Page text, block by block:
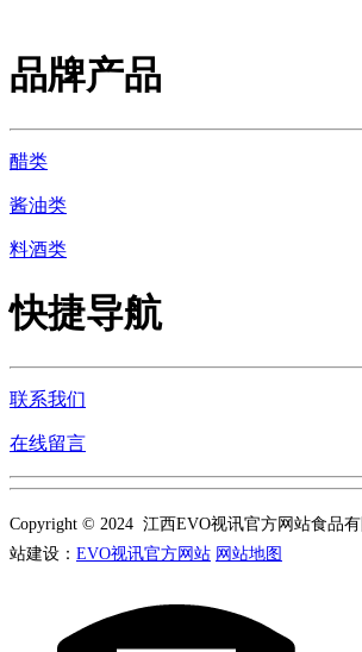
品牌产品
醋类
酱油类
料酒类
快捷导航
联系我们
在线留言
Copyright © 2024 江西EVO视讯官方网站食品
站建设： EVO视讯官方网站 网站地图